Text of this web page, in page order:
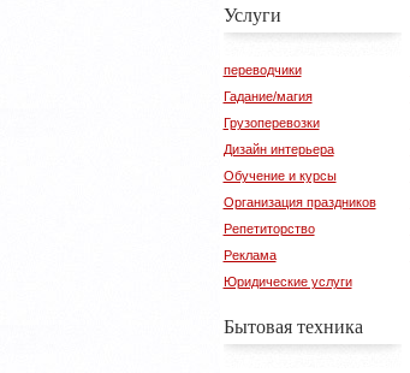
Услуги
переводчики
Гадание/магия
Грузоперевозки
Дизайн интерьера
Обучение и курсы
Организация праздников
Репетиторство
Реклама
Юридические услуги
Бытовая техника